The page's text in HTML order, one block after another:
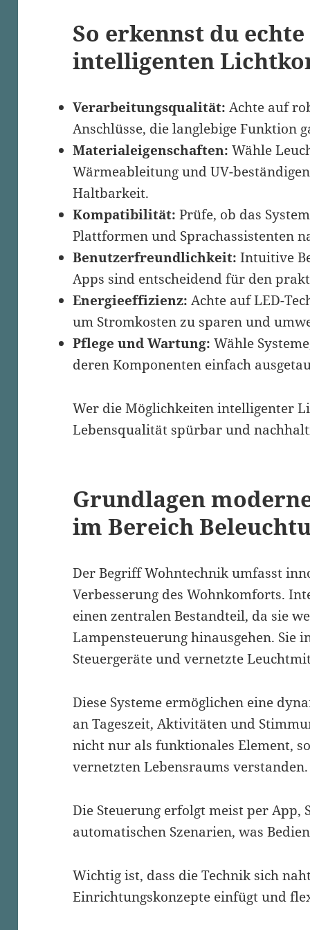
So erkennst du
intelligenten
Verarbeitungsqualität: Achte auf
Anschlüsse, die langlebige Funktion
Materialeigenschaften: Wähle
Wärmeableitung und UV-
Haltbarkeit.
Kompatibilität: Prüfe, ob das
Plattformen und Sprachassistenten
Benutzerfreundlichkeit: Intuitive
Apps sind entscheidend für den
Energieeffizienz: Achte auf LED-
um Stromkosten zu sparen und
Pflege und Wartung: Wähle
deren Komponenten einfach
Wer die Möglichkeiten intelligenter
Lebensqualität spürbar und
Grundlagen
im Bereich
Der Begriff Wohntechnik umfasst
Verbesserung des Wohnkomforts.
einen zentralen Bestandteil, da sie
Lampensteuerung hinausgehen. Sie
Steuergeräte und vernetzte
Diese Systeme ermöglichen eine
an Tageszeit, Aktivitäten und
nicht nur als funktionales Element,
vernetzten Lebensraums verstanden.
Die Steuerung erfolgt meist per App,
automatischen Szenarien, was
Wichtig ist, dass die Technik sich
Einrichtungskonzepte einfügt und